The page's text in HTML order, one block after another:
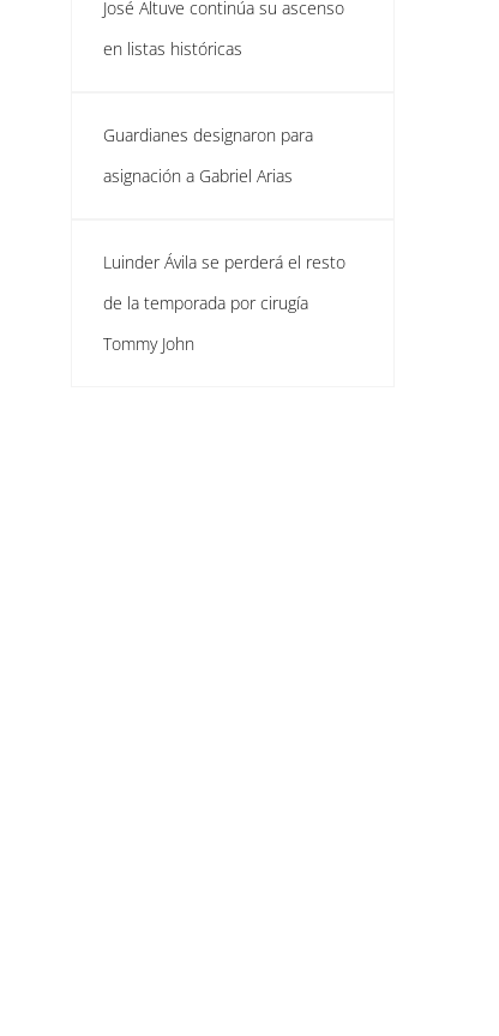
José Altuve continúa su ascenso
en listas históricas
Guardianes designaron para
asignación a Gabriel Arias
Luinder Ávila se perderá el resto
de la temporada por cirugía
Tommy John